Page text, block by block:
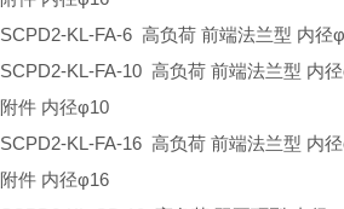
SCPD2-KL-FA-6 高负荷 前端法兰型 内径
SCPD2-KL-FA-10 高负荷 前端法兰型 内
附件 内径φ10
SCPD2-KL-FA-16 高负荷 前端法兰型 内
附件 内径φ16